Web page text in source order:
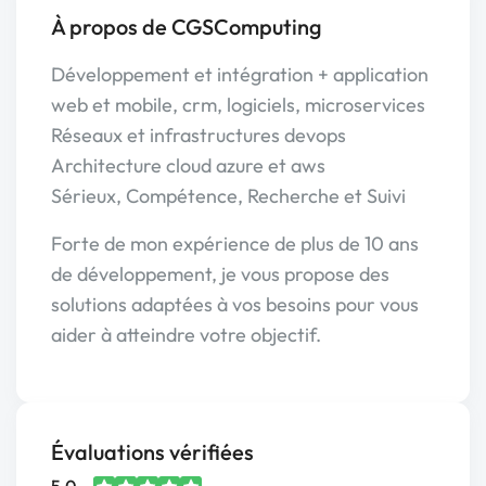
À propos de CGSComputing
Développement et intégration + application
web et mobile, crm, logiciels, microservices
Réseaux et infrastructures devops
Architecture cloud azure et aws
Sérieux, Compétence, Recherche et Suivi
Forte de mon expérience de plus de 10 ans
de développement, je vous propose des
solutions adaptées à vos besoins pour vous
aider à atteindre votre objectif.
Évaluations vérifiées